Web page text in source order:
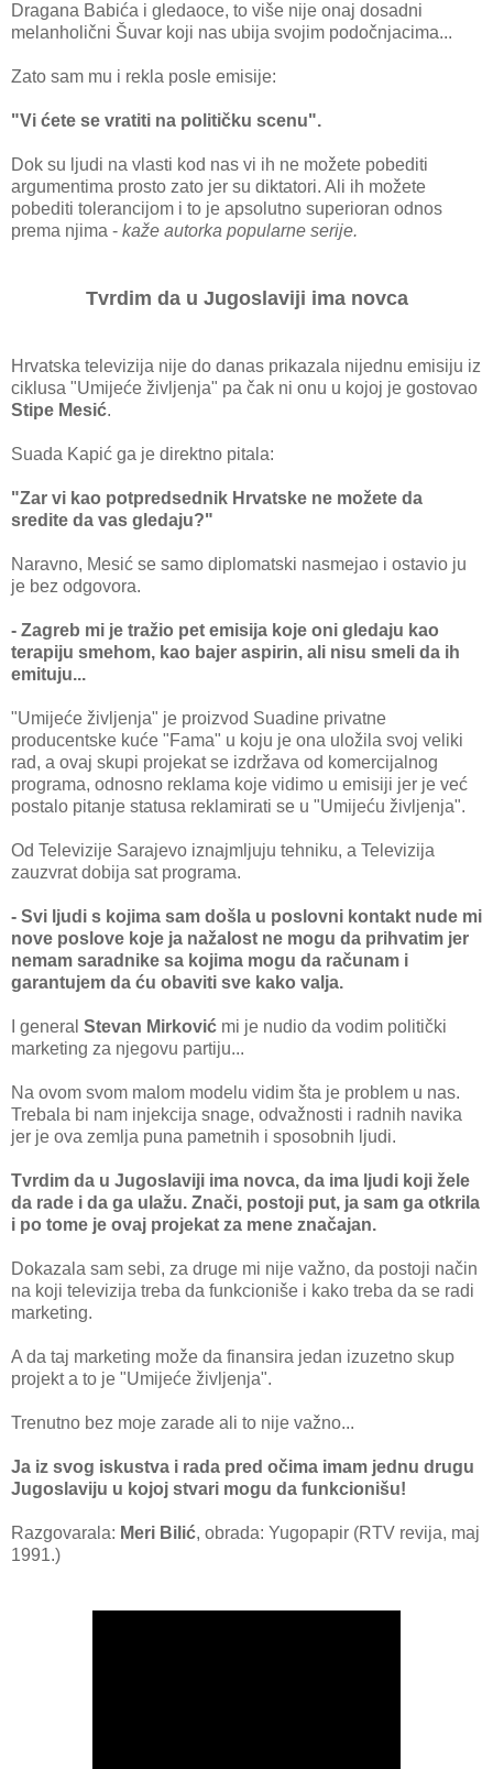
Dragana Babića i gledaoce, to više nije onaj dosadni
melanholični Šuvar koji nas ubija svojim podočnjacima...
Zato sam mu i rekla posle emisije:
"Vi ćete se vratiti na političku scenu".
Dok su ljudi na vlasti kod nas vi ih ne možete pobediti
argumentima prosto zato jer su diktatori. Ali ih možete
pobediti tolerancijom i to je apsolutno superioran odnos
prema njima - kaže autorka popularne serije.
Tvrdim da u Jugoslaviji ima novca
Hrvatska televizija nije do danas prikazala nijednu emisiju iz
ciklusa "Umijeće življenja" pa čak ni onu u kojoj je gostovao
Stipe Mesić.
Suada Kapić ga je direktno pitala:
"Zar vi kao potpredsednik Hrvatske ne možete da
sredite da vas gledaju?"
Naravno, Mesić se samo diplomatski nasmejao i ostavio ju
je bez odgovora.
- Zagreb mi je tražio pet emisija koje oni gledaju kao
terapiju smehom, kao bajer aspirin, ali nisu smeli da ih
emituju...
"Umijeće življenja" je proizvod Suadine privatne
producentske kuće "Fama" u koju je ona uložila svoj veliki
rad, a ovaj skupi projekat se izdržava od komercijalnog
programa, odnosno reklama koje vidimo u emisiji jer je već
postalo pitanje statusa reklamirati se u "Umijeću življenja".
Od Televizije Sarajevo iznajmljuju tehniku, a Televizija
zauzvrat dobija sat programa.
- Svi ljudi s kojima sam došla u poslovni kontakt nude mi
nove poslove koje ja nažalost ne mogu da prihvatim jer
nemam saradnike sa kojima mogu da računam i
garantujem da ću obaviti sve kako valja.
I general Stevan Mirković mi je nudio da vodim politički
marketing za njegovu partiju...
Na ovom svom malom modelu vidim šta je problem u nas.
Trebala bi nam injekcija snage, odvažnosti i radnih navika
jer je ova zemlja puna pametnih i sposobnih ljudi.
Tvrdim da u Jugoslaviji ima novca, da ima ljudi koji žele
da rade i da ga ulažu. Znači, postoji put, ja sam ga otkrila
i po tome je ovaj projekat za mene značajan.
Dokazala sam sebi, za druge mi nije važno, da postoji način
na koji televizija treba da funkcioniše i kako treba da se radi
marketing.
A da taj marketing može da finansira jedan izuzetno skup
projekt a to je "Umijeće življenja".
Trenutno bez moje zarade ali to nije važno...
Ja iz svog iskustva i rada pred očima imam jednu drugu
Jugoslaviju u kojoj stvari mogu da funkcionišu!
Razgovarala: Meri Bilić, obrada: Yugopapir (RTV revija, maj
1991.)